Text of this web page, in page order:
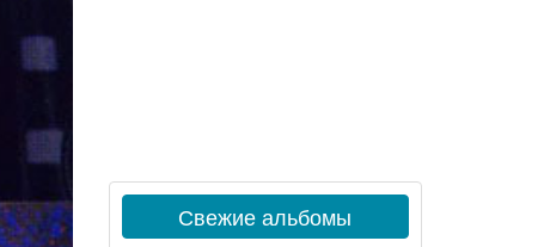
Свежие альбомы